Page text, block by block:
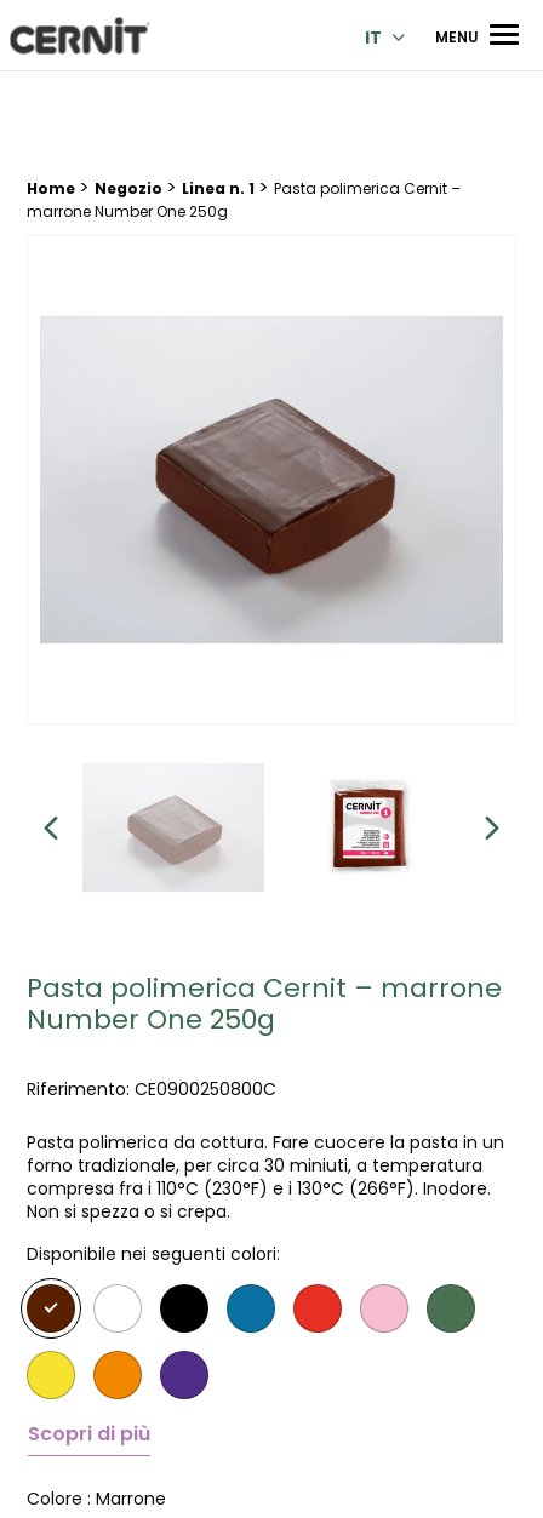
Cernit Une qualité haut de gamme pour des créations
IT MENU
Breadcrumb trail:
Home > Negozio > Linea n. 1 > Pasta polimerica Cernit –
marrone Number One 250g
Pasta polimerica Cernit – marrone
Number One 250g
Riferimento: CE0900250800C
Pasta polimerica da cottura. Fare cuocere la pasta in un
forno tradizionale, per circa 30 miniuti, a temperatura
compresa fra i 110°C (230°F) e i 130°C (266°F). Inodore.
Non si spezza o si crepa.
Disponibile nei seguenti colori:
Scopri di più
Colore : Marrone